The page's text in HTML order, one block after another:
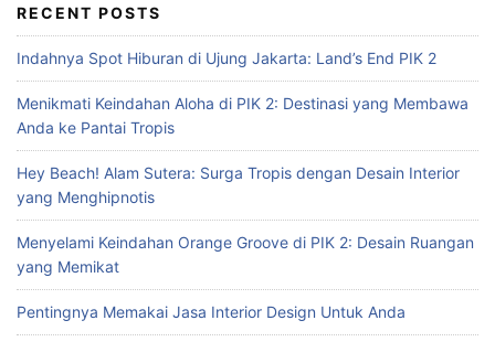
r
c
h
f
o
r
RECENT POSTS
Indahnya Spot Hiburan di Ujung Jakarta: Land’s End PIK 2
Menikmati Keindahan Aloha di PIK 2: Destinasi yang Membawa
Anda ke Pantai Tropis
Hey Beach! Alam Sutera: Surga Tropis dengan Desain Interior
yang Menghipnotis
Menyelami Keindahan Orange Groove di PIK 2: Desain Ruangan
yang Memikat
Pentingnya Memakai Jasa Interior Design Untuk Anda